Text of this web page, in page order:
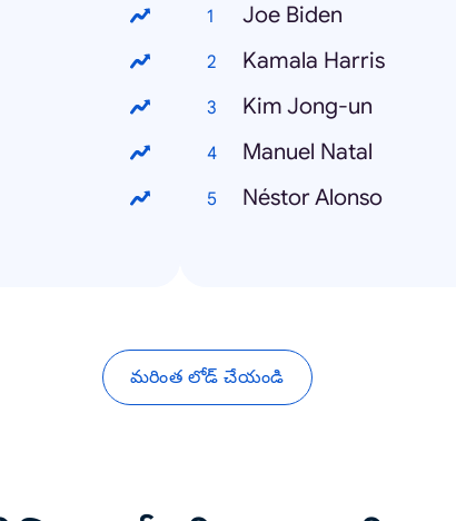
Joe Biden
Kamala Harris
Kim Jong-un
Manuel Natal
Néstor Alonso
మరింత లోడ్ చేయండి